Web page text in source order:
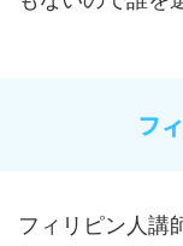
フ
フィリピン人講